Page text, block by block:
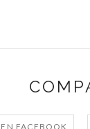
FACEBOOK